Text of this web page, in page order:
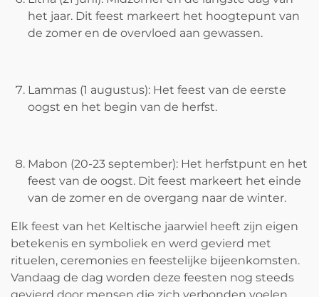
het jaar. Dit feest markeert het hoogtepunt van
de zomer en de overvloed aan gewassen.
Lammas (1 augustus): Het feest van de eerste
oogst en het begin van de herfst.
Mabon (20-23 september): Het herfstpunt en het
feest van de oogst. Dit feest markeert het einde
van de zomer en de overgang naar de winter.
Elk feest van het Keltische jaarwiel heeft zijn eigen
betekenis en symboliek en werd gevierd met
rituelen, ceremonies en feestelijke bijeenkomsten.
Vandaag de dag worden deze feesten nog steeds